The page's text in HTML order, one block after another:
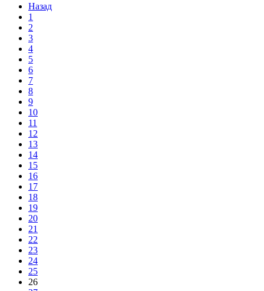
Назад
1
2
3
4
5
6
7
8
9
10
11
12
13
14
15
16
17
18
19
20
21
22
23
24
25
26